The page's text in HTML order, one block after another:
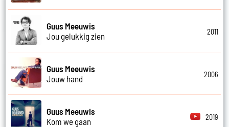
Guus Meeuwis
Jou gelukkig zien
2011
Guus Meeuwis
Jouw hand
2006
Guus Meeuwis
Kom we gaan
2019